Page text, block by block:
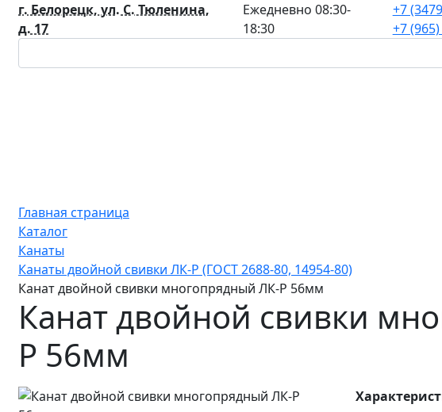
г. Белорецк, ул. С. Тюленина,
д. 17
Ежедневно 08:30-
18:30
+7
+7
Главная страница
Каталог
Канаты
Канаты двойной свивки ЛК-Р (ГОСТ 2688-80, 14954-80)
Канат двойной свивки многопрядный ЛК-Р 56мм
Канат двойной свивки
Р 56мм